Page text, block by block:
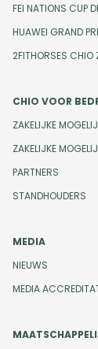
FEI NATIONS CUP
HUAWEI GRAND
2FITHORSES CHIO
CHIO VOOR
ZAKELIJKE
ZAKELIJKE
PARTNERS
STANDHOUDERS
MEDIA
NIEUWS
MEDIA